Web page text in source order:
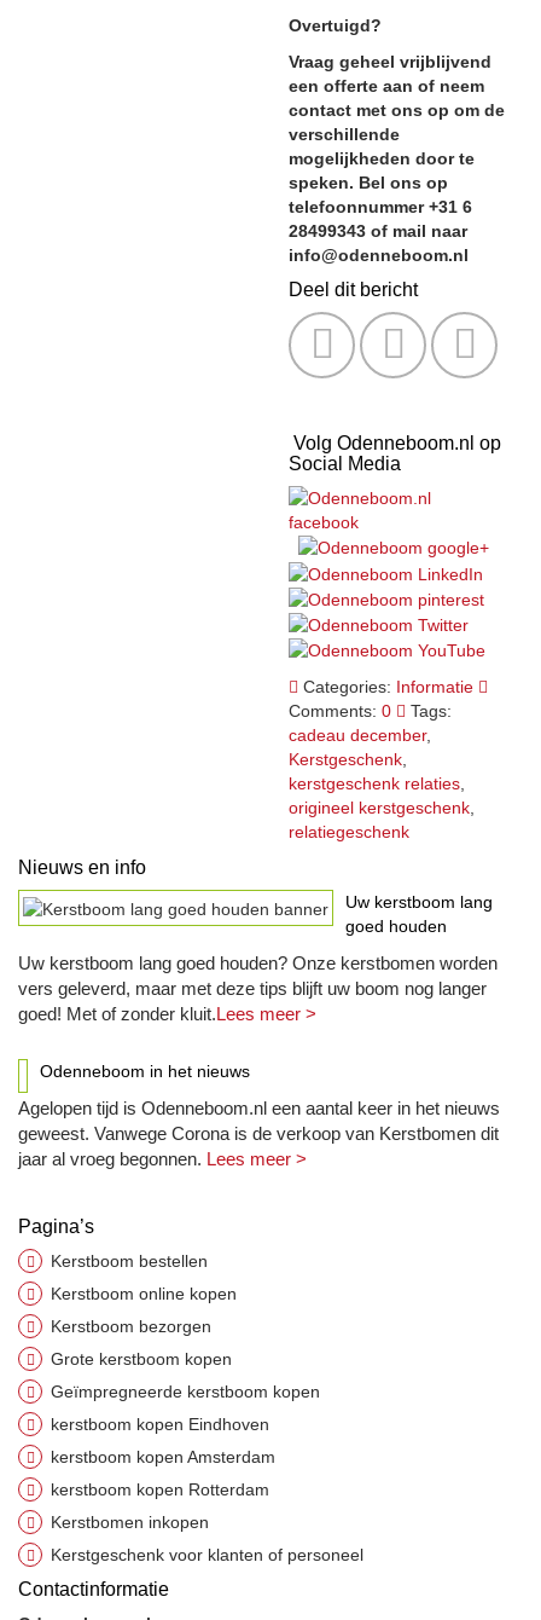
Overtuigd?
Vraag geheel vrijblijvend
een offerte aan of neem
contact met ons op om de
verschillende
mogelijkheden door te
speken. Bel ons op
telefoonnummer +31 6
28499343 of mail naar
info@odenneboom.nl
Deel dit bericht
Volg Odenneboom.nl op
Social Media
Categories: Informatie
Comments: 0
Tags:
cadeau december,
Kerstgeschenk,
kerstgeschenk relaties,
origineel kerstgeschenk,
relatiegeschenk
Nieuws en info
Uw kerstboom lang
goed houden
Uw kerstboom lang goed houden? Onze kerstbomen worden
vers geleverd, maar met deze tips blijft uw boom nog langer
goed! Met of zonder kluit.Lees meer >
Odenneboom in het nieuws
Agelopen tijd is Odenneboom.nl een aantal keer in het nieuws
geweest. Vanwege Corona is de verkoop van Kerstbomen dit
jaar al vroeg begonnen. Lees meer >
Pagina’s
Kerstboom bestellen
Kerstboom online kopen
Kerstboom bezorgen
Grote kerstboom kopen
Geïmpregneerde kerstboom kopen
kerstboom kopen Eindhoven
kerstboom kopen Amsterdam
kerstboom kopen Rotterdam
Kerstbomen inkopen
Kerstgeschenk voor klanten of personeel
Contactinformatie